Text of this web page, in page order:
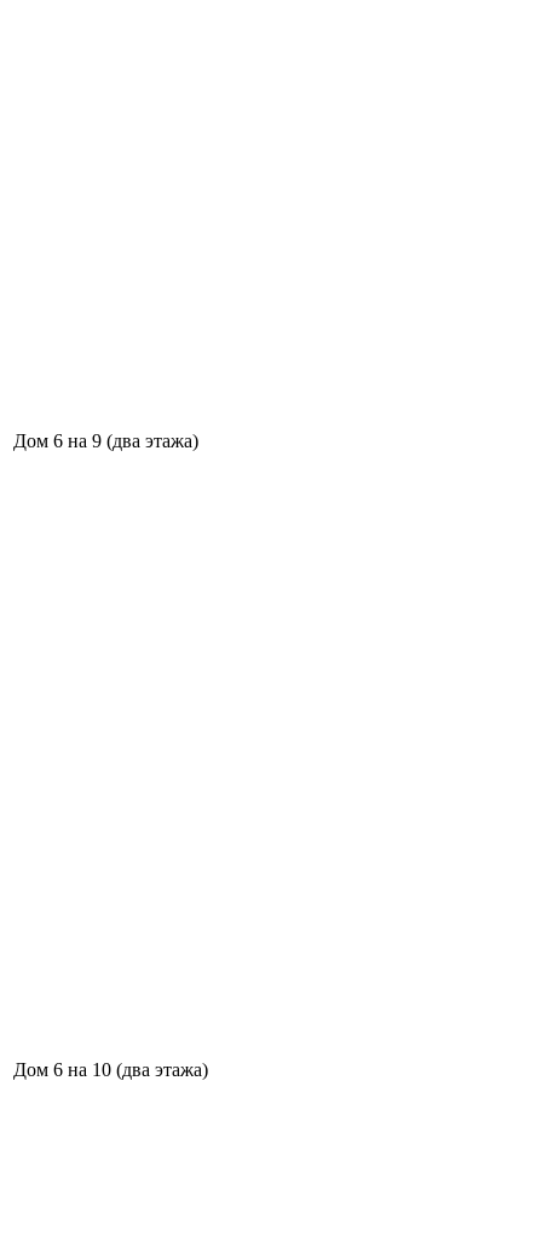
Дом 6 на 9 (два этажа)
Дом 6 на 10 (два этажа)